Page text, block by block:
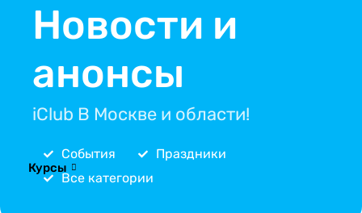
Курсы
Новости и
анонсы
iClub В Москве и области!
События
Праздники
Все категории